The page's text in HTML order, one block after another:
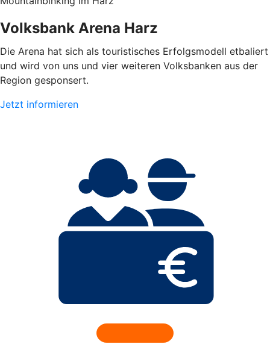
Volksbank Arena Harz
Die Arena hat sich als touristisches Erfolgsmodell etbaliert
und wird von uns und vier weiteren Volksbanken aus der
Region gesponsert.
Jetzt informieren